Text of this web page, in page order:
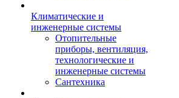
Климатические и
инженерные системы
Отопительные
приборы, вентиляция,
технологические и
инженерные системы
Сантехника